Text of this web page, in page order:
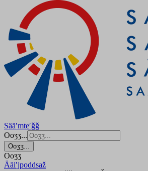
Sääʹmteʹǧǧ
Ooʒʒ...
Ooʒʒ...
Ooʒʒ
Ääiʹjpoddsaž